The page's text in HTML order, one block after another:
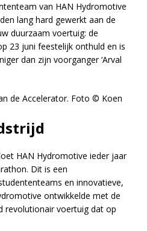
van HAN Hydromotive
lang hard gewerkt aan de
duurzaam voertuig: de
23 juni feestelijk onthuld en is
dan zijn voorganger ‘Arval
de Accelerator. Foto © Koen
HAN Hydromotive ieder jaar
Dit is een
en innovatieve,
ontwikkelde met de
revolutionair voertuig dat op